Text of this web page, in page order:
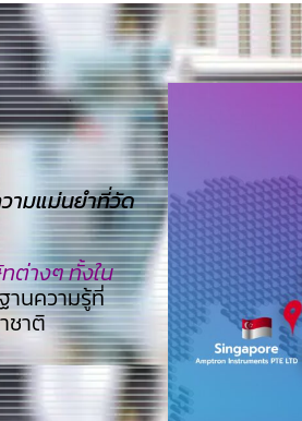
ามแม่นยำที่วัด
ต่างๆ ทั้งใน
านความรู้ที่
ชาติ